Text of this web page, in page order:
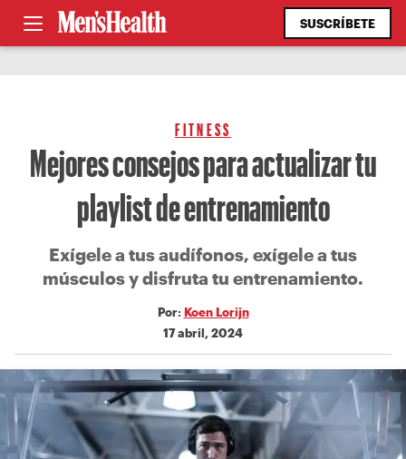
SUSCRÍBETE
FITNESS
Mejores consejos para actualizar tu
playlist de entrenamiento
Exígele a tus audífonos, exígele a tus
músculos y disfruta tu entrenamiento.
Por: Koen Lorijn
17 abril, 2024